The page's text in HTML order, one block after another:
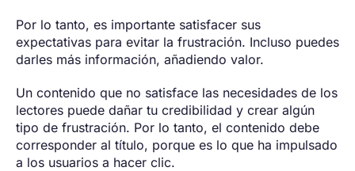
Por lo tanto, es importante satisfacer sus
expectativas para evitar la frustración. Incluso puedes
darles más información, añadiendo valor.
Un contenido que no satisface las necesidades de los
lectores puede dañar tu credibilidad y crear algún
tipo de frustración. Por lo tanto, el contenido debe
corresponder al título, porque es lo que ha impulsado
a los usuarios a hacer clic.